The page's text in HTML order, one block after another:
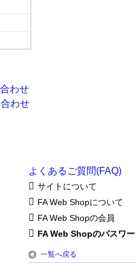
よくあるご質問(FAQ)
サイトについて
FA Web Shopについて
FA Web Shopの会員
FA Web Shopのパスワ
一覧へ戻る